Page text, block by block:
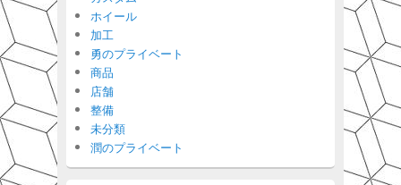
ホイール
加工
勇のプライベート
商品
店舗
整備
未分類
潤のプライベート